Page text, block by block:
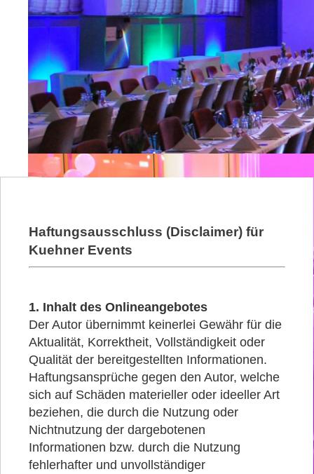
Haftungsausschluss (Disclaimer) für
Kuehner Events
1. Inhalt des Onlineangebotes
Der Autor übernimmt keinerlei Gewähr für die
Aktualität, Korrektheit, Vollständigkeit oder
Qualität der bereitgestellten Informationen.
Haftungsansprüche gegen den Autor, welche
sich auf Schäden materieller oder ideeller Art
beziehen, die durch die Nutzung oder
Nichtnutzung der dargebotenen
Informationen bzw. durch die Nutzung
fehlerhafter und unvollständiger